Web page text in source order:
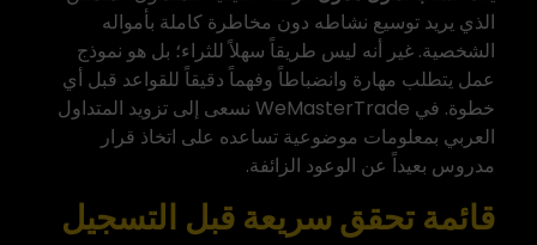
الذي يريد توسيع نشاطه دون مخاطرة كاملة بأمواله
الشخصية. غير أنه ليس طريقاً سهلاً للثراء؛ بل هو نموذج
عمل يتطلب مهارة وانضباطاً وفهماً دقيقاً للقواعد قبل أي
خطوة. في WeMasterTrade نسعى إلى تزويد المتداول
العربي بمعلومات موضوعية تساعده على اتخاذ قرار
مدروس بعيداً عن الوعود الزائفة.
قائمة تحقق سريعة قبل التسجيل